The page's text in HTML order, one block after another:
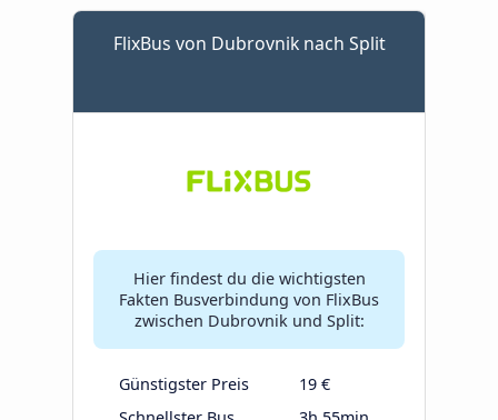
FlixBus von Dubrovnik nach Split
Hier findest du die wichtigsten
Fakten Busverbindung von FlixBus
zwischen Dubrovnik und Split:
Günstigster Preis
19 €